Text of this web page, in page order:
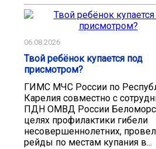
06.08.2026
Твой ребёнок купается под
присмотром?
ГИМС МЧС России по
Карелия совместно с
ПДН ОМВД России
целях профилактики гибели
несовершеннолетних,
рейды по местам купания в...